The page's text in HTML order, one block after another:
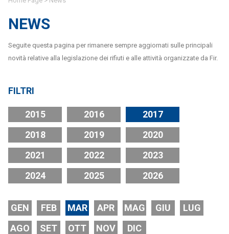
NEWS
Seguite questa pagina per rimanere sempre aggiornati sulle principali
novità relative alla legislazione dei rifiuti e alle attività organizzate da Fir.
FILTRI
2015 2016
2017
2018
2019
2020
2021
2022
2023
2024
2025 2026
GEN FEB MAR APR MAG GIU
LUG
AGO
SET OTT NOV DIC